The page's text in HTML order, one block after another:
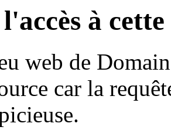
à
web de
car la